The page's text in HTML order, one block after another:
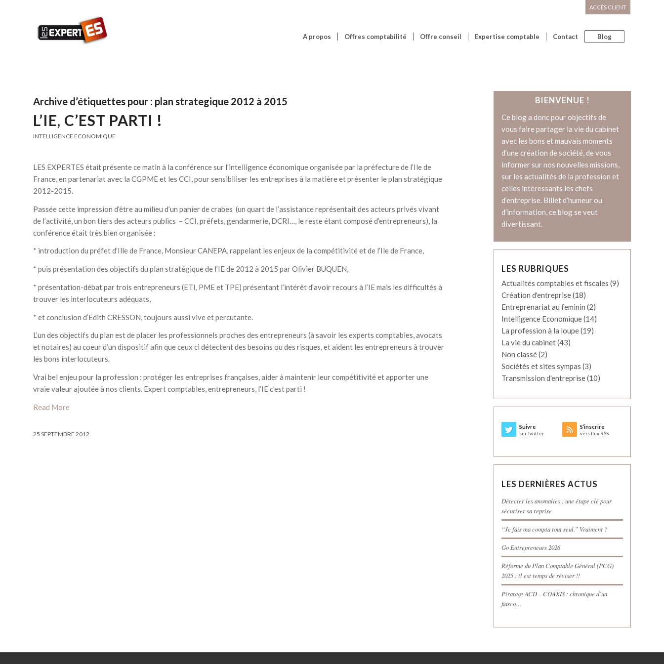
ACCÈS CLIENT
A propos Offres comptabilité Offre conseil Expertise comptable Contact Blog
Archive d’étiquettes pour : plan strategique 2012 à 2015
L’IE, C’EST PARTI !
INTELLIGENCE ECONOMIQUE
LES EXPERTES était présente ce matin à la conférence sur l’intelligence économique organisée par la préfecture de l’Ile de
France, en partenariat avec la CGPME et les CCI, pour sensibiliser les entreprises à la matière et présenter le plan stratégique
2012-2015.
Passée cette impression d’être au milieu d’un panier de crabes (un quart de l’assistance représentait des acteurs privés vivant
de l’activité, un bon tiers des acteurs publics – CCI, préfets, gendarmerie, DCRI…, le reste étant composé d’entrepreneurs), la
conférence était très bien organisée :
* introduction du préfet d’Ille de France, Monsieur CANEPA, rappelant les enjeux de la compétitivité et de l’Ile de France,
* puis présentation des objectifs du plan stratégique de l’IE de 2012 à 2015 par Olivier BUQUEN,
* présentation-débat par trois entrepreneurs (ETI, PME et TPE) présentant l’intérêt d’avoir recours à l’IE mais les difficultés à
trouver les interlocuteurs adéquats,
* et conclusion d’Edith CRESSON, toujours aussi vive et percutante.
L’un des objectifs du plan est de placer les professionnels proches des entrepreneurs (à savoir les experts comptables, avocats
et notaires) au coeur d’un dispositif afin que ceux ci détectent des besoins ou des risques, et aident les entrepreneurs à trouver
les bons interlocuteurs.
Vrai bel enjeu pour la profession : protéger les entreprises françaises, aider à maintenir leur compétitivité et apporter une
vraie valeur ajoutée à nos clients. Expert comptables, entrepreneurs, l’IE c’est parti !
Read More
25 SEPTEMBRE 2012
BIENVENUE !
Ce blog a donc pour objectifs de
vous faire partager la vie du cabinet
avec les bons et mauvais moments
d’une création de société, de vous
informer sur nos nouvelles missions,
sur les actualités de la profession et
celles intéressants les chefs
d’entreprise. Billet d’humeur ou
d’information, ce blog se veut
divertissant.
LES RUBRIQUES
Actualités comptables et fiscales (9)
Création d'entreprise(18)
Entreprenariat au feminin (2)
Intelligence Economique(14)
La profession à la loupe(19)
La vie du cabinet(43)
Non classé(2)
Sociétés et sites sympas (3)
Transmission d'entreprise(10)
Suivre
sur Twitter
S’inscrire
vers flux RSS
LES DERNIÈRES ACTUS
Détecter les anomalies : une étape clé pour
sécuriser sa reprise
“Je fais ma compta tout seul.” Vraiment ?
Go Entrepreneurs 2026
Réforme du Plan Comptable Général (PCG)
2025 : il est temps de réviser !!
Piratage ACD – COAXIS : chronique d’un
fiasco…